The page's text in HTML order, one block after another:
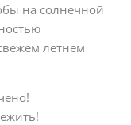
на солнечной
летнем